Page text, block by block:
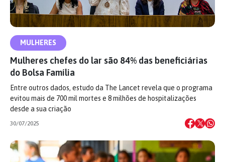
MULHERES
Mulheres chefes do lar são 84% das beneficiárias
do Bolsa Família
Entre outros dados, estudo da The Lancet revela que o programa
evitou mais de 700 mil mortes e 8 milhões de hospitalizações
desde a sua criação
30/07/2025